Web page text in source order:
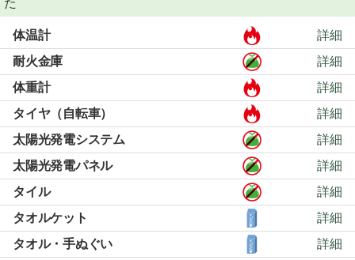
た
体温計
詳細
耐火金庫
詳細
体重計
詳細
タイヤ（自転車）
詳細
太陽光発電システム
詳細
太陽光発電パネル
詳細
タイル
詳細
タオルケット
詳細
タオル・手ぬぐい
詳細